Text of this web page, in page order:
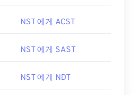
NST 에게 ACST
NST 에게 SAST
NST 에게 NDT